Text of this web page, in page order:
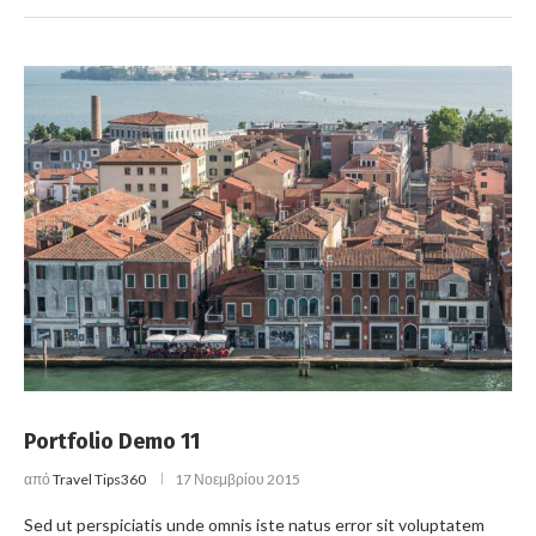
Portfolio Demo 11
από Travel Tips360 17 Νοεμβρίου 2015
Sed ut perspiciatis unde omnis iste natus error sit voluptatem